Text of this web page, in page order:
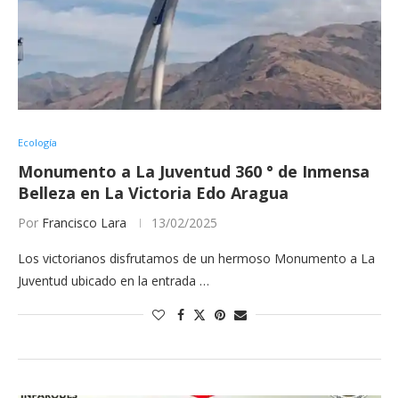
Ecología
Monumento a La Juventud 360 ° de Inmensa
Belleza en La Victoria Edo Aragua
Por Francisco Lara 13/02/2025
Los victorianos disfrutamos de un hermoso Monumento a La
Juventud ubicado en la entrada …